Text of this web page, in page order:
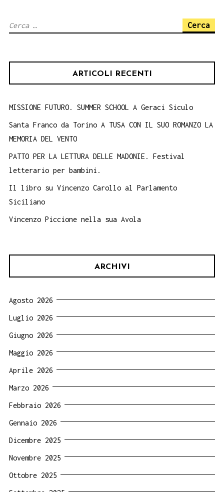
Ricerca
ARTICOLI RECENTI
MISSIONE FUTURO. SUMMER SCHOOL A Geraci Siculo
Santa Franco da Torino A TUSA CON IL SUO ROMANZO LA
MEMORIA DEL VENTO
PATTO PER LA LETTURA DELLE MADONIE. Festival
letterario per bambini.
Il libro su Vincenzo Carollo al Parlamento
Siciliano
Vincenzo Piccione nella sua Avola
ARCHIVI
Agosto 2026
Luglio 2026
Giugno 2026
Maggio 2026
Aprile 2026
Marzo 2026
Febbraio 2026
Gennaio 2026
Dicembre 2025
Novembre 2025
Ottobre 2025